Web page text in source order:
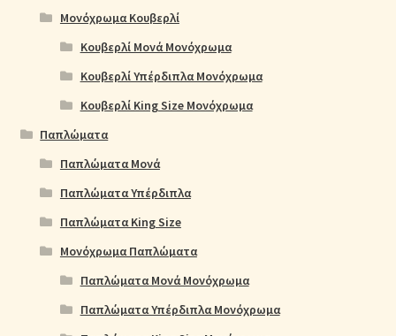
Μονόχρωμα Κουβερλί
Κουβερλί Μονά Μονόχρωμα
Κουβερλί Υπέρδιπλα Μονόχρωμα
Κουβερλί King Size Μονόχρωμα
Παπλώματα
Παπλώματα Μονά
Παπλώματα Υπέρδιπλα
Παπλώματα King Size
Μονόχρωμα Παπλώματα
Παπλώματα Μονά Μονόχρωμα
Παπλώματα Υπέρδιπλα Μονόχρωμα